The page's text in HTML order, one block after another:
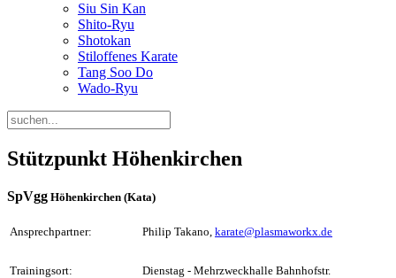
Siu Sin Kan
Shito-Ryu
Shotokan
Stiloffenes Karate
Tang Soo Do
Wado-Ryu
Stützpunkt Höhenkirchen
SpVgg Höhenkirchen (Kata)
Ansprechpartner: Philip Takano, karate@plasmaworkx.de
Trainingsort:
Dienstag - Mehrzweckhalle Bahnhofstr.